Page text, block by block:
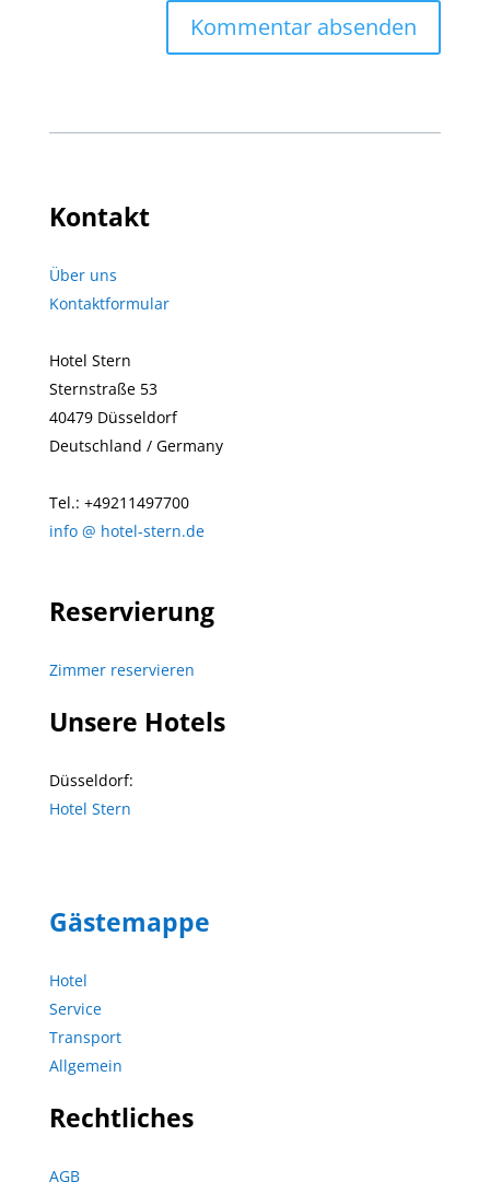
Kontakt
Über uns
Kontaktformular
Hotel Stern
Sternstraße 53
40479 Düsseldorf
Deutschland / Germany
Tel.: +49211497700
info @ hotel-stern.de
Reservierung
Zimmer reservieren
Unsere Hotels
Düsseldorf:
Hotel Stern
Gästemappe
Hotel
Service
Transport
Allgemein
Rechtliches
AGB